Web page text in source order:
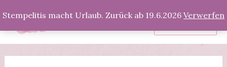
Stempelitis macht Urlaub. Zurück ab 19.6.2026 Verwerfen
Inhalt
springen
Produkte